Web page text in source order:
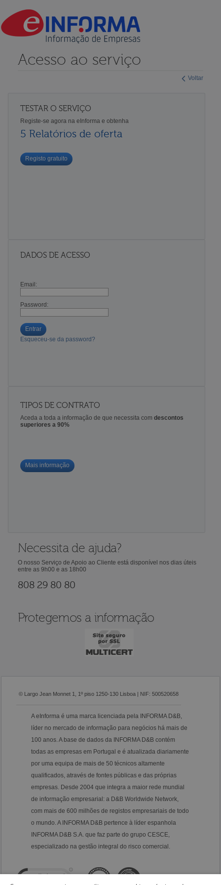
Voltar
Acesso ao serviço
TESTAR O SERVIÇO
Registe-se agora na eInforma e obtenha
5 Relatórios de oferta
Registo gratuito
DADOS DE ACESSO
Email:
Password:
Entrar
Esqueceu-se da password?
TIPOS DE CONTRATO
Aceda a toda a informação de que necessita com descontos
superiores a 90%
Mais informação
Necessita de ajuda?
O nosso Serviço de Apoio ao Cliente está disponível nos dias úteis
entre as 9h00 e as 18h00
808 29 80 80
Protegemos a informação
© Largo Jean Monnet 1, 1º piso 1250-130 Lisboa | NIF: 500520658
A eInforma é uma marca licenciada pela INFORMA D&B,
líder no mercado de informação para negócios há mais de
100 anos. A base de dados da INFORMA D&B contém
todas as empresas em Portugal e é atualizada diariamente
por uma equipa de mais de 50 técnicos altamente
qualificados, através de fontes públicas e das próprias
empresas. Desde 2004 que integra a maior rede mundial
de informação empresarial: a D&B Worldwide Network,
com mais de 600 milhões de registos empresariais de todo
o mundo. A INFORMA D&B pertence à líder espanhola
INFORMA D&B S.A. que faz parte do grupo CESCE,
especializado na gestão integral do risco comercial.